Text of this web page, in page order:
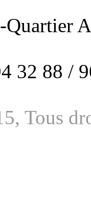
Quartier
32 88 /
Tous